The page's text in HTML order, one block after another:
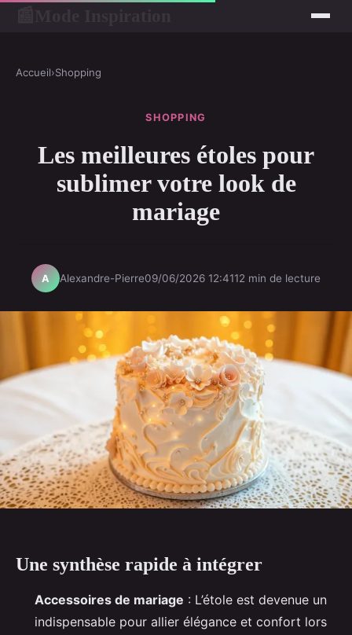
Accueil›Shopping
SHOPPING
Les meilleures étoles pour
sublimer votre look de
mariage
A Alexandre-Pierre09/06/2026 12:4112 min de lecture
Une synthèse rapide à intégrer
Accessoires de mariage : L’étole est devenue un
indispensable pour allier élégance et confort lors